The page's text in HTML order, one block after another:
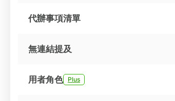
代辦事項清單
無連結提及
用者角色 Plus